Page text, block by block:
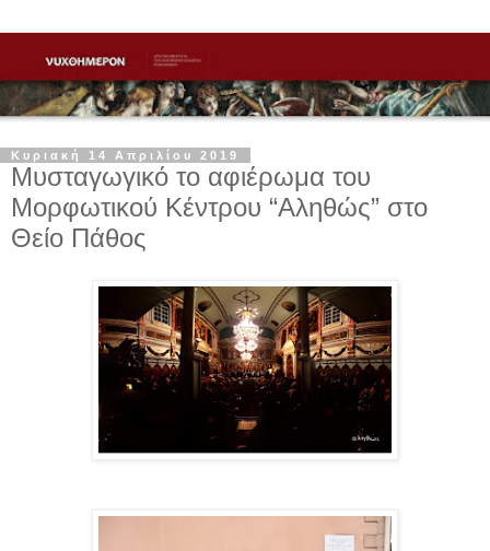
Κυριακή 14 Απριλίου 2019
Μυσταγωγικό το αφιέρωμα του
Μορφωτικού Κέντρου “Αληθώς” στο
Θείο Πάθος